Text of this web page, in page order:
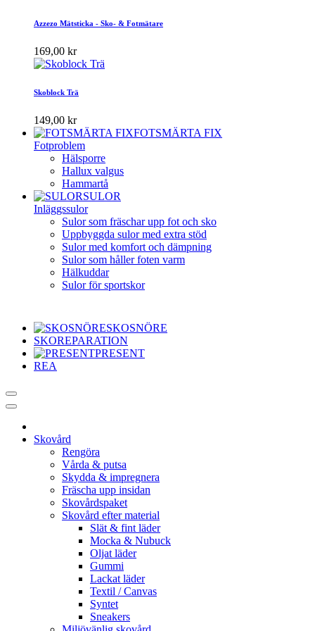
Azzezo Mätsticka - Sko- & Fotmätare
169,00 kr
Skoblock Trä
149,00 kr
FOTSMÄRTA FIX
Fotproblem
Hälsporre
Hallux valgus
Hammartå
SULOR
Inläggssulor
Sulor som fräschar upp fot och sko
Uppbyggda sulor med extra stöd
Sulor med komfort och dämpning
Sulor som håller foten varm
Hälkuddar
Sulor för sportskor
SKOSNÖRE
SKOREPARATION
PRESENT
REA
Skovård
Rengöra
Vårda & putsa
Skydda & impregnera
Fräscha upp insidan
Skovårdspaket
Skovård efter material
Slät & fint läder
Mocka & Nubuck
Oljat läder
Gummi
Lackat läder
Textil / Canvas
Syntet
Sneakers